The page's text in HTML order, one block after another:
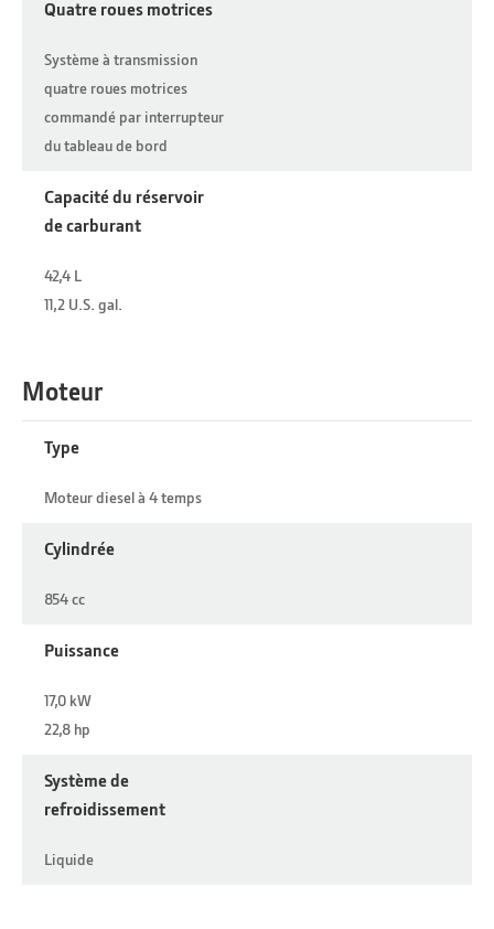
Quatre roues motrices
Système à transmission
quatre roues motrices
commandé par interrupteur
du tableau de bord
Capacité du réservoir
de carburant
42,4 L
11,2 U.S. gal.
Type
Moteur diesel à 4 temps
Cylindrée
854 cc
Puissance
17,0 kW
22,8 hp
Système de
refroidissement
Liquide
Moteur